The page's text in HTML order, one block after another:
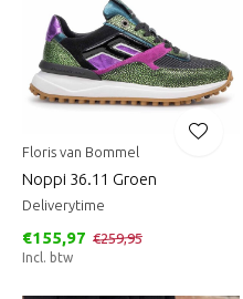
Floris van Bommel
Noppi 36.11 Groen
Deliverytime
€155,97 €259,95
Incl. btw